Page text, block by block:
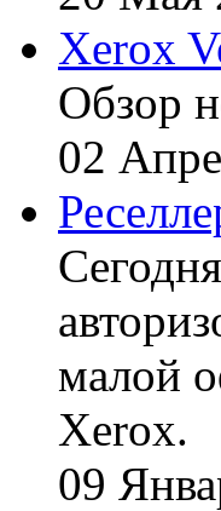
Xerox
Обзор
02
малой
Xerox.
09